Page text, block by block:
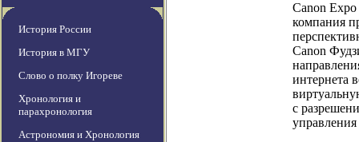
История России
История в МГУ
Слово о полку Игореве
Хронология и
парахронология
Астрономия и Хронология
Canon Expo
компания
Canon
интернета
с